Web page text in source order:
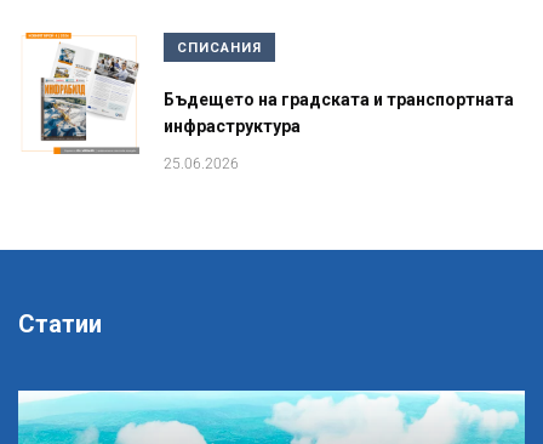
СПИСАНИЯ
Бъдещето на градската и транспортната
инфраструктура
25.06.2026
Статии